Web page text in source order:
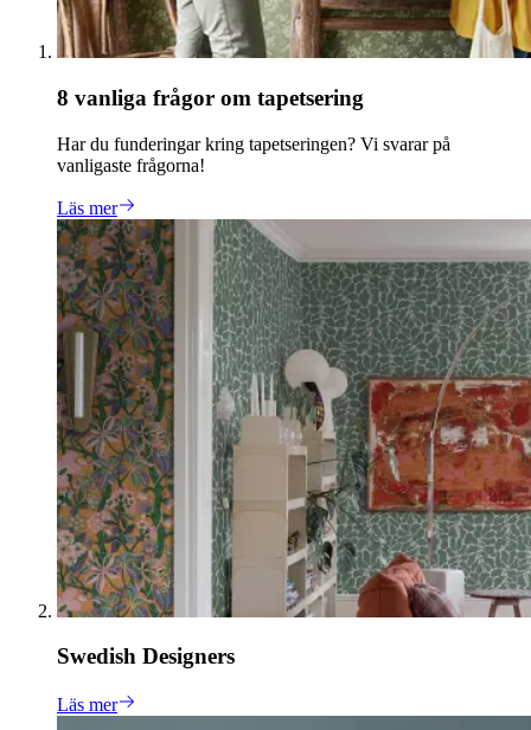
8 vanliga frågor om tapetsering
Har du funderingar kring tapetseringen? Vi svarar på
vanligaste frågorna!
Läs mer
Swedish Designers
Läs mer